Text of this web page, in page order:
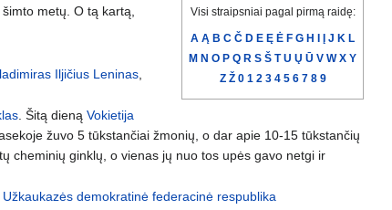
Visi straipsniai pagal pirmą raidę:
A Ą B C Č D E Ę Ė F G H I Į J K L
M N O P Q R S Š T U Ų Ū V W X Y
Z Ž 0 1 2 3 4 5 6 7 8 9
metų. O tą kartą,
Iljičius Leninas
. Šitą dienąVokietija
žuvo 5 tūkstančiai žmonių, o dar apie 10-15 tūkstančių
cheminių ginklų, o vienas jų nuo tos upės gavo netgi ir
Užkaukazės demokratinė federacinė respublika